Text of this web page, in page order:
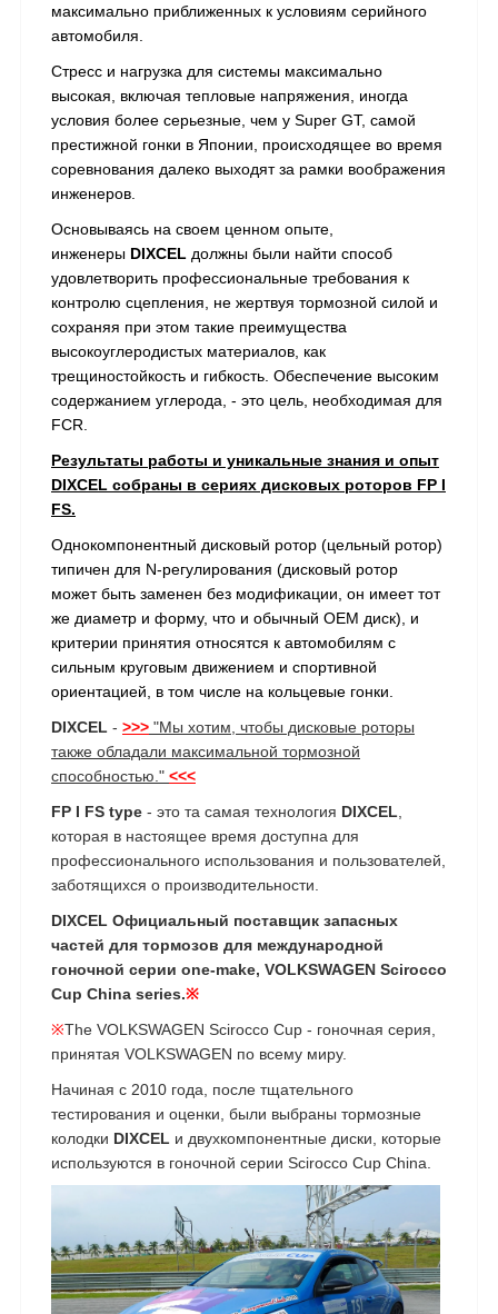
максимально приближенных к условиям серийного
автомобиля.
Стресс и нагрузка для системы максимально
высокая, включая тепловые напряжения, иногда
условия более серьезные, чем у Super GT, самой
престижной гонки в Японии, происходящее во время
соревнования далеко выходят за рамки воображения
инженеров.
Основываясь на своем ценном опыте,
инженеры DIXCEL должны были найти способ
удовлетворить профессиональные требования к
контролю сцепления, не жертвуя тормозной силой и
сохраняя при этом такие преимущества
высокоуглеродистых материалов, как
трещиностойкость и гибкость. Обеспечение высоким
содержанием углерода, - это цель, необходимая для
FCR.
Результаты работы и уникальные знания и опыт
DIXCEL собраны в сериях дисковых роторов FP I
FS.
Однокомпонентный дисковый ротор (цельный ротор)
типичен для N-регулирования (дисковый ротор
может быть заменен без модификации, он имеет тот
же диаметр и форму, что и обычный OEM диск), и
критерии принятия относятся к автомобилям с
сильным круговым движением и спортивной
ориентацией, в том числе на кольцевые гонки.
DIXCEL - >>> "Мы хотим, чтобы дисковые роторы
также обладали максимальной тормозной
способностью." <<<
FP I FS type - это та самая технология DIXCEL
которая в настоящее время доступна для
профессионального использования и пользователей,
заботящихся о производительности.
DIXCEL Официальный поставщик запасных
частей для тормозов для международной
гоночной серии one-make, VOLKSWAGEN Scirocco
Cup China series.※
※The VOLKSWAGEN Scirocco Cup - гоночная серия,
принятая VOLKSWAGEN по всему миру.
Начиная с 2010 года, после тщательного
тестирования и оценки, были выбраны тормозные
колодки DIXCEL и двухкомпонентные диски, которые
используются в гоночной серии Scirocco Cup China.